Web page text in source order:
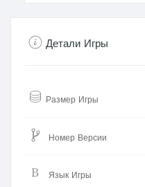
Детали Игры
Размер Игры
Номер Версии
Язык Игры